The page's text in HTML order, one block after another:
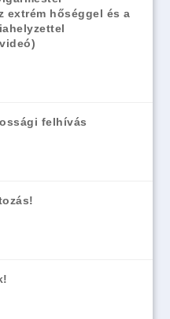
extrém hőséggel és a
felhívás